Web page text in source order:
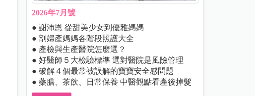
2026年7月號
● 謝沛恩 從甜美少女到優雅媽媽
● 剖婦產媽媽各階段照護大全
● 產檢與生產醫院怎麼選？
● 好醫師５大檢驗標準 選對醫院是風險管理
● 破解４個最常被誤解的寶寶安全感問題
● 藥膳、茶飲、日常保養 中醫觀點看產後掉髮